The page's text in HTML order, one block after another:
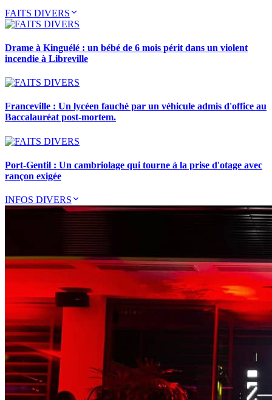
FAITS DIVERS
Drame à Kinguélé : un bébé de 6 mois périt dans un violent
incendie à Libreville
Franceville : Un lycéen fauché par un véhicule admis d'office au
Baccalauréat post-mortem.
Port-Gentil : Un cambriolage qui tourne à la prise d'otage avec
rançon exigée
INFOS DIVERS